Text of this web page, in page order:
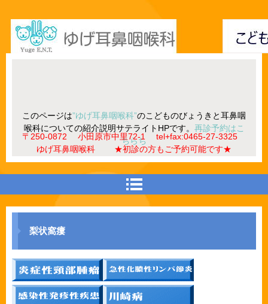
〒250-0872 小田原市中里72-1 tel+fax:0465-27-3325
ゆげ耳鼻咽喉科 ★初診の方もご予約可能です★
このページは”ゆげ耳鼻咽喉科”のこどものびょうきと耳鼻咽
喉科についての紹介説明サテライトHPです。 再診予約はこ
ちらち
梨状窩瘻